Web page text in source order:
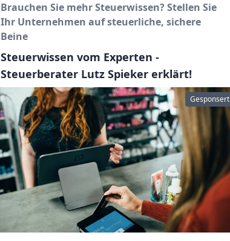
Brauchen Sie mehr Steuerwissen? Stellen Sie
Ihr Unternehmen auf steuerliche, sichere
Beine
Steuerwissen vom Experten -
Steuerberater Lutz Spieker erklärt!
Gesponsert